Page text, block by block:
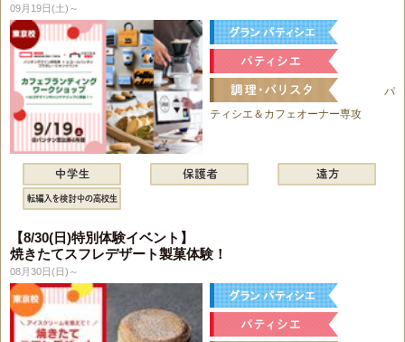
09月19日(土)～
パ
ティシエ＆カフェオーナー専攻
【8/30(日)特別体験イベント】
焼きたてスフレデザート製菓体験！
08月30日(日)～